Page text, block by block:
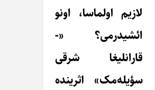
لازیم اولماسا، اونو
ائشیدرمی؟ «-
قارانلیغا شرقی
سؤیله‌مک» اثرینده